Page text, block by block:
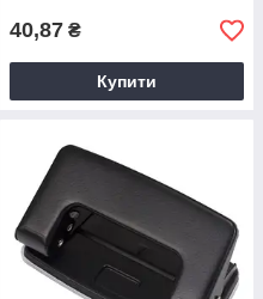
40,87 ₴
Купити